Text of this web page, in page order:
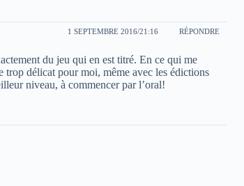
1 SEPTEMBRE 2016/21:16 RÉPONDRE
du jeu qui en est titré. En ce qui me
trop délicat pour moi, même avec les édictions
niveau, à commencer par l’oral!